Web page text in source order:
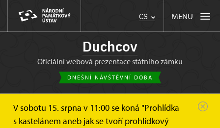
CS MENU
Duchcov
oficiální webová prezentace státního zámku
DNEŠNÍ NÁVŠTĚVNÍ DOBA
V sobotu 15. srpna v 11:00 se koná "Prohlídka
s kastelánem aneb jak se tvoří prohlídkový
Duchcov Informace pro návštěvníky Drony